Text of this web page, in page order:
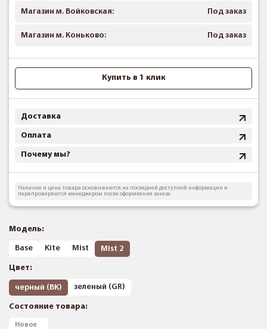
Магазин м. Войковская: Под заказ
Магазин м. Коньково: Под заказ
Купить в 1 клик
Доставка
Оплата
Почему мы?
Наличие и цена товара основываются на последней доступной информации и
перепроверяются менеджером после оформления заказа
Модель:
Base Kite Mist Mist 2
Цвет:
черный (BK) зеленый (GR)
Состояние товара:
Новое